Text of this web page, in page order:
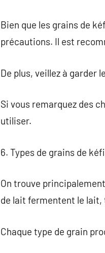
Bien que les grains de
précautions. Il est
De plus, veillez à garder
Si vous remarquez des
utiliser.
6. Types de grains de
On trouve
de lait fermentent le lait,
Chaque type de grain